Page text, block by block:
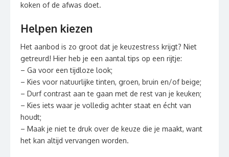
koken of de afwas doet.
Helpen kiezen
Het aanbod is zo groot dat je keuzestress krijgt? Niet
getreurd! Hier heb je een aantal tips op een rijtje:
– Ga voor een tijdloze look;
– Kies voor natuurlijke tinten, groen, bruin en/of beige;
– Durf contrast aan te gaan met de rest van je keuken;
– Kies iets waar je volledig achter staat en écht van
houdt;
– Maak je niet te druk over de keuze die je maakt, want
het kan altijd vervangen worden.